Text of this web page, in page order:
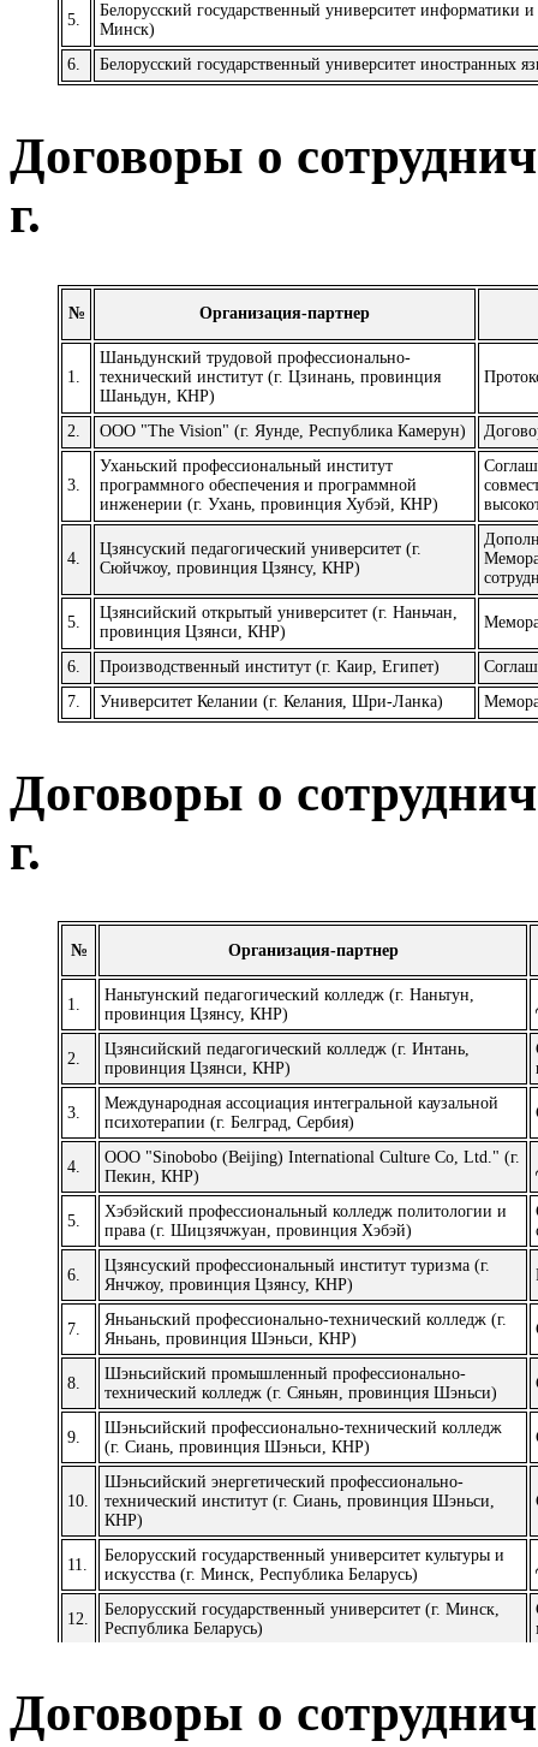
5.
Белорусский государственный университет информатики
Минск)
6.
Белорусский государственный университет иностранных
Договоры о
г.
№ Организация-партнер
1.
Шаньдунский трудовой профессионально-
технический институт (г. Цзинань, провинция
Шаньдун, КНР)
2. ООО "The Vision" (г. Яунде, Республика Камерун)
3.
Уханьский профессиональный институт
программного обеспечения и программной
инженерии (г. Ухань, провинция Хубэй, КНР)
4.
Цзянсуский педагогический университет (г.
Сюйчжоу, провинция Цзянсу, КНР)
5.
Цзянсийский открытый университет (г. Наньчан,
провинция Цзянси, КНР)
6. Производственный институт (г. Каир, Египет)
7.
Университет Келании (г. Келания, Шри-Ланка)
Договоры о
г.
№ Организация-партнер
1.
Наньтунский педагогический колледж (г. Наньтун,
провинция Цзянсу, КНР)
2.
Цзянсийский педагогический колледж (г. Интань,
провинция Цзянси, КНР)
3.
Международная ассоциация интегральной каузальной
психотерапии (г. Белград, Сербия)
4.
ООО "Sinobobo (Beijing) International Culture Co, Ltd."(г.
Пекин, КНР)
5.
Хэбэйский профессиональный колледж политологии и
права (г. Шицзячжуан, провинция Хэбэй)
6.
Цзянсуский профессиональный институт туризма (г.
Янчжоу, провинция Цзянсу, КНР)
7.
Яньаньский профессионально-технический колледж (г.
Яньань, провинция Шэньси, КНР)
8.
Шэньсийский промышленный профессионально-
технический колледж (г. Сяньян, провинция Шэньси)
9.
Шэньсийский профессионально-технический колледж
(г. Сиань, провинция Шэньси, КНР)
10.
Шэньсийский энергетический профессионально-
технический институт (г. Сиань, провинция Шэньси,
КНР)
11.
Белорусский государственный университет культуры и
искусства (г. Минск, Республика Беларусь)
12.
Белорусский государственный университет (г. Минск,
Республика Беларусь)
Договоры о